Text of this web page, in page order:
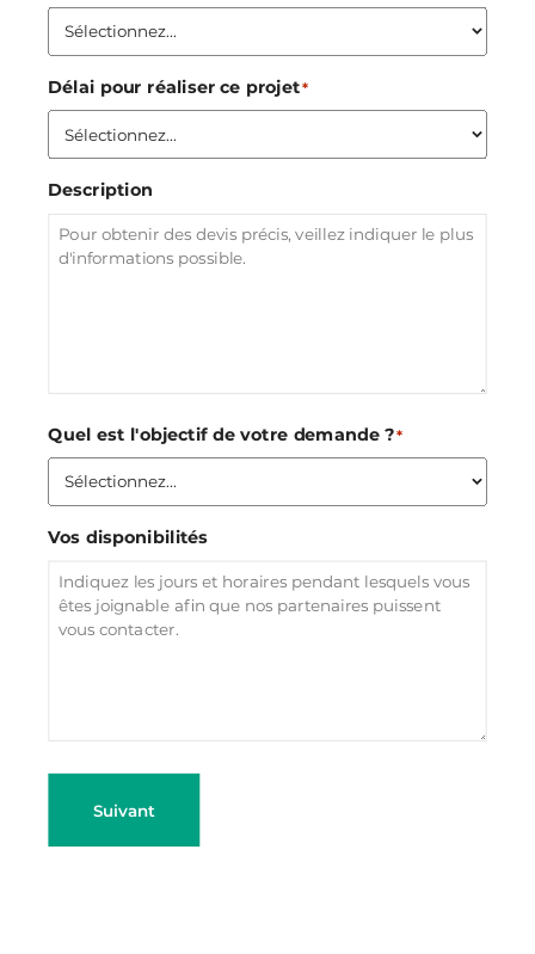
Délai pour réaliser ce projet*
Description
Quel est l'objectif de votre demande ?*
Vos disponibilités
Suivant